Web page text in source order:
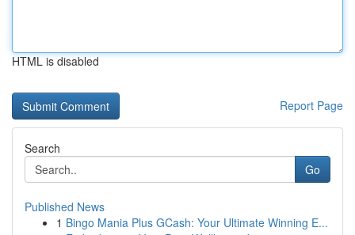
HTML is disabled
Report Page
Search
Go
Published News
1 Bingo Mania Plus GCash: Your Ultimate Winning E...